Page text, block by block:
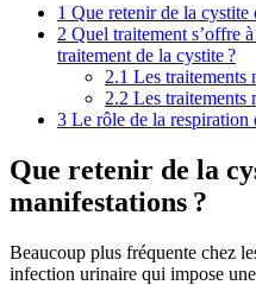
1 Que retenir de la cystite
2 Quel traitement s’offre
traitement de la cystite ?
2.1 Les traitements
2.2 Les traitements
3 Le rôle de la respiration
Que retenir de la
manifestations ?
Beaucoup plus fréquente chez
infection urinaire qui impose